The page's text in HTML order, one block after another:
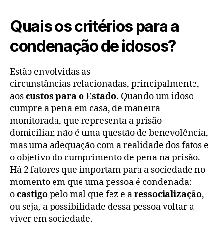
Quais os critérios para a
condenação de idosos?
Estão envolvidas as
circunstânciasrelacionadas, principalmente,
aoscustos para o Estado. Quando um idoso
cumpre a pena em casa, de maneira
monitorada, que representa a prisão
domiciliar, não é uma questão de benevolência,
mas uma adequação com a realidade dos fatos e
o objetivo do cumprimento de pena na prisão.
Há 2 fatores que importam para a sociedade no
momento em que uma pessoa é condenada:
ocastigopelo mal que fez e aressocialização,
ou seja, a possibilidade dessa pessoa voltar a
viver em sociedade.